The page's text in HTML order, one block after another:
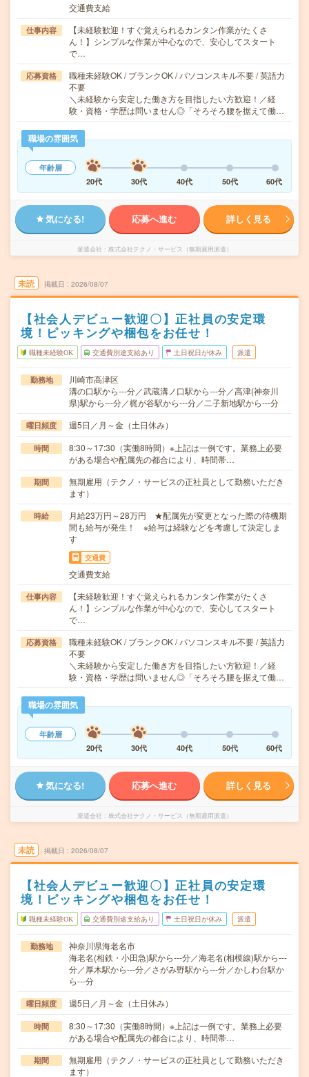
交通費支給
仕事内容
【未経験歓迎！すぐ覚えられるカンタン作業がたくさ
ん！】シンプルな作業が中心なので、安心してスタート
で…
応募資格
職種未経験OK / ブランクOK / パソコンスキル不要 / 英語力
不要
＼未経験から安定した働き方を目指したい方歓迎！／経
験・資格・学歴は問いません◎「そろそろ腰を据えて働…
職場の雰囲気
年齢層
20代
30代 40代 50代 60代
気になる! 応募へ進む 詳しく見る
派遣会社 株式会社テクノ・サービス（無期雇用派遣）
未読 掲載日 2026/08/07
【社会人デビュー歓迎〇】正社員の安定環
境！ピッキングや梱包をお任せ！
職種未経験OK 交通費別途支給あり 土日祝日が休み 派遣
勤務地
川崎市高津区
溝の口駅から---分／武蔵溝ノ口駅から---分／高津(神奈川
県)駅から---分／梶が谷駅から---分／二子新地駅から---分
曜日頻度 週5日／月～金（土日休み）
時間
8:30～17:30（実働8時間）※上記は一例です。業務上必要
がある場合や配属先の都合により、時間帯…
期間
無期雇用（テクノ・サービスの正社員として勤務いただき
ます）
時給
月給23万円～28万円 ★配属先が変更となった際の待機期
間も給与が発生！ ※給与は経験などを考慮して決定しま
す
交通費
交通費支給
仕事内容
【未経験歓迎！すぐ覚えられるカンタン作業がたくさ
ん！】シンプルな作業が中心なので、安心してスタート
で…
応募資格
職種未経験OK / ブランクOK / パソコンスキル不要 / 英語力
不要
＼未経験から安定した働き方を目指したい方歓迎！／経
験・資格・学歴は問いません◎「そろそろ腰を据えて働…
職場の雰囲気
年齢層
20代
30代 40代 50代 60代
気になる! 応募へ進む 詳しく見る
派遣会社 株式会社テクノ・サービス（無期雇用派遣）
未読 掲載日 2026/08/07
【社会人デビュー歓迎〇】正社員の安定環
境！ピッキングや梱包をお任せ！
職種未経験OK 交通費別途支給あり 土日祝日が休み 派遣
勤務地
神奈川県海老名市
海老名(相鉄・小田急)駅から---分／海老名(相模線)駅から---
分／厚木駅から---分／さがみ野駅から---分／かしわ台駅か
ら---分
曜日頻度 週5日／月～金（土日休み）
時間
8:30～17:30（実働8時間）※上記は一例です。業務上必要
がある場合や配属先の都合により、時間帯…
期間
無期雇用（テクノ・サービスの正社員として勤務いただき
ます）